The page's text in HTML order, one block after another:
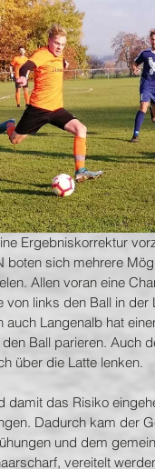
Ergebniskorrektur
boten sich mehrere
Allen voran eine
links den Ball in der
Langenalb hat
Ball parieren. Auch
über die Latte lenken.
damit das Risiko
Dadurch kam der
und dem
vereitelt